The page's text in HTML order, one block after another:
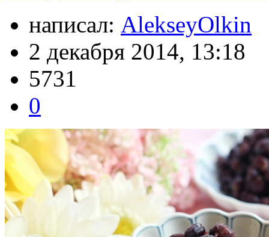
написал: AlekseyOlkin
2 декабря 2014, 13:18
5731
0